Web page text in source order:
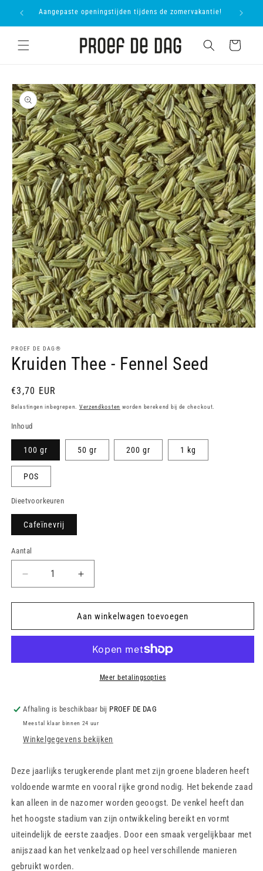
naar deAangepaste openingstijden tijdens de zomervakantie!
Winkelwagen
Ga direct naar
productinformatie
openen
in
modaal
PROEF DE DAG®
Kruiden Thee - Fennel Seed
Normale
prijs
€3,70 EUR
Belastingen inbegrepen. Verzendkosten worden berekend bij de checkout.
Inhoud
100 gr 50 gr 200 gr 1 kg
POS
Dieetvoorkeuren
Cafeïnevrij
Aantal
Aantal
verlagen
voor
Thee
Seed
Aantal
verhogen
voor
Kruiden
Thee
Fennel
Seed
Aan winkelwagen toevoegen
Meer betalingsopties
Afhaling is beschikbaar bij PROEF DE DAG
Meestal klaar binnen 24 uur
Winkelgegevens bekijken
Deze jaarlijks terugkerende plant met zijn groene bladeren heeft
voldoende warmte en vooral rijke grond nodig. Het bekende zaad
kan alleen in de nazomer worden geoogst. De venkel heeft dan
het hoogste stadium van zijn ontwikkeling bereikt en vormt
uiteindelijk de eerste zaadjes. Door een smaak vergelijkbaar met
anijszaad kan het venkelzaad op heel verschillende manieren
gebruikt worden.